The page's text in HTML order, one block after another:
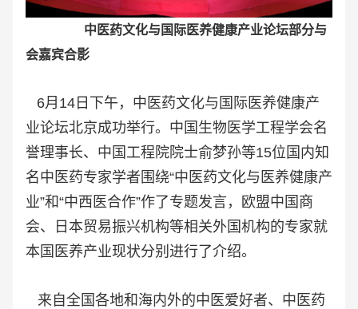
中医药文化与国际医养健康产业论坛部分与
会嘉宾合影
6月14日下午，中医药文化与国际医养健康产
业论坛北京成功举行。中国生物医学工程学会名
誉理事长、中国工程院院士俞梦孙等15位国内知
名中医药专家学者围绕“中医药文化与医养健康产
业”和“中西医合作”作了专题发言，欧盟中国商
会、日本贸易振兴机构等相关外国机构的专家就
本国医养产业现状分别进行了介绍。
来自全国各地和海内外的中医爱好者、中医药